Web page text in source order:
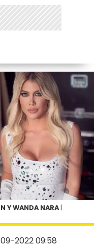
2022 09:58
Y WANDA NARA |